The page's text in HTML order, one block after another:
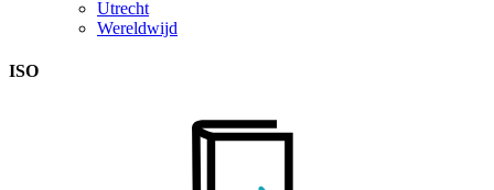
Utrecht
Wereldwijd
ISO